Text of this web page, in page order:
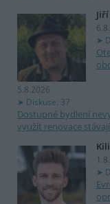
5.8.2026
Diskuse: 37
Dostupné bydlení
využít renovace